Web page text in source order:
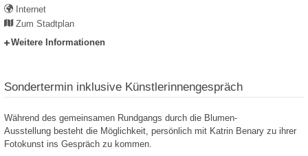
Internet
Zum Stadtplan
Weitere Informationen
Sondertermin inklusive Künstlerinnengespräch
Während des gemeinsamen Rundgangs durch die Blumen-
Ausstellung besteht die Möglichkeit, persönlich mit Katrin Benary zu ihrer
Fotokunst ins Gespräch zu kommen.